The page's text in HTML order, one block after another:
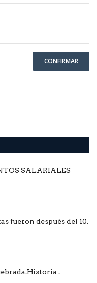
CONFIRMAR
SALARIALES
fueron después del 10.
.